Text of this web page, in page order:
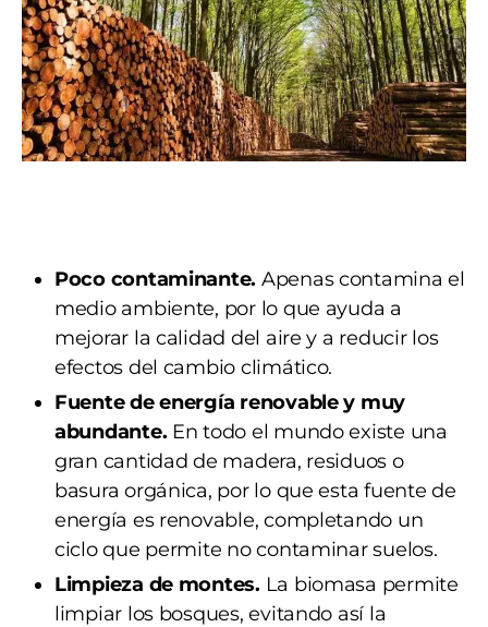
Poco contaminante. Apenas contamina el
medio ambiente, por lo que ayuda a
mejorar la calidad del aire y a reducir los
efectos del cambio climático.
Fuente de energía renovable y muy
abundante. En todo el mundo existe una
gran cantidad de madera, residuos o
basura orgánica, por lo que esta fuente de
energía es renovable, completando un
ciclo que permite no contaminar suelos.
Limpieza de montes. La biomasa permite
limpiar los bosques, evitando así la